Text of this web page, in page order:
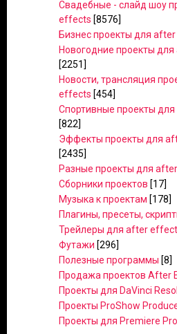
Свадебные - слайд шоу
effects [8576]
Бизнес проекты для
Новогодние проекты
[2251]
Новости, трансляция
effects [454]
Спортивные проекты
[822]
Эффекты проекты для
[2435]
Разные проекты для
Сборники проектов [17]
Музыка к проектам [178]
Плагины, пресеты,
Трейлеры для after
Футажи [296]
Полезные программы [8]
Продажа проектов After
Проекты для DaVinci
Проекты ProShow
Проекты для Premiere Pro